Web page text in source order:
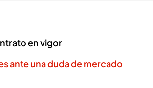
en vigor
ante una duda de mercado